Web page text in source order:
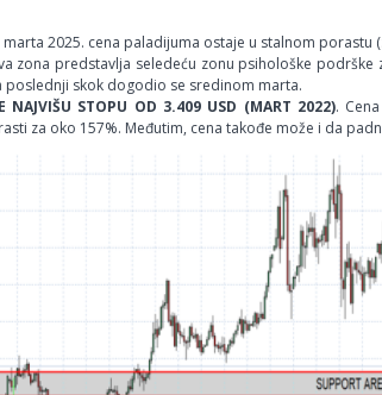
marta 2025. cena paladijuma ostaje u stalnom porastu
zona predstavlja seledeću zonu psihološke
skok dogodio se sredinom marta.
NAJVIŠU STOPU OD 3.409 USD (MART 2022).
za oko 157%. Međutim, cena takođe može i da